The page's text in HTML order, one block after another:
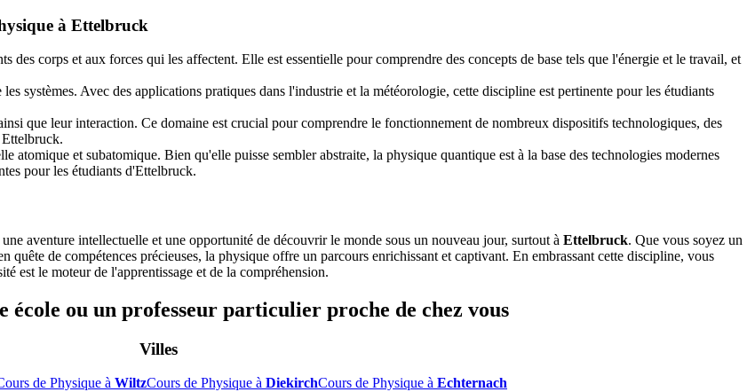
à Ettelbruck
des corps et aux forces qui les affectent. Elle est essentielle pour comprendre des concepts de base tels que l'énergie et le travail, et
systèmes. Avec des applications pratiques dans l'industrie et la météorologie, cette discipline est pertinente pour les étudiants
que leur interaction. Ce domaine est crucial pour comprendre le fonctionnement de nombreux dispositifs technologiques, des
atomique et subatomique. Bien qu'elle puisse sembler abstraite, la physique quantique est à la base des technologies modernes
pour les étudiants d'Ettelbruck.
aventure intellectuelle et une opportunité de découvrir le monde sous un nouveau jour, surtout à Ettelbruck. Que vous soyez un
de compétences précieuses, la physique offre un parcours enrichissant et captivant. En embrassant cette discipline, vous
est le moteur de l'apprentissage et de la compréhension.
école ou un professeur particulier proche de chez vous
Villes
de Physique à WiltzCours de Physique à DiekirchCours de Physique à Echternach